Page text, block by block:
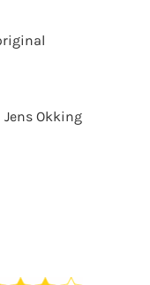
Jens Okking